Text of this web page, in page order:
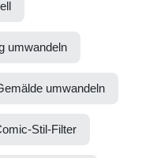
umwandeln
umwandeln
Stil-Filter